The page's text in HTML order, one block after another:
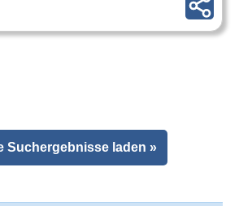
Suchergebnisse laden »